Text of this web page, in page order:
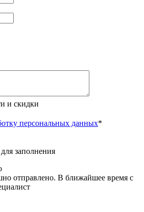
и скидки
персональных данных*
заполнения
отправлено. В ближайшее время с